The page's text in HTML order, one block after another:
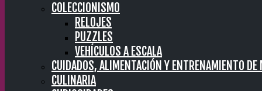
COLECCIONISMO
RELOJES
PUZZLES
VEHÍCULOS A ESCALA
CUIDADOS, ALIMENTACIÓN Y ENTRENAMIENTO DE
CULINARIA